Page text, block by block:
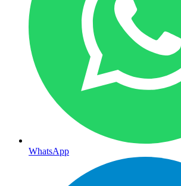
WhatsApp